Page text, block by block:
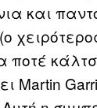
και
Martin